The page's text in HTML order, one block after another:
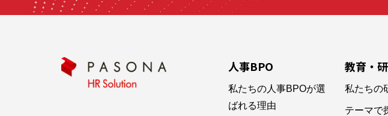
人事BPO
私たちの人事BPOが選
ばれる理由
教育・
私たちの
テーマで